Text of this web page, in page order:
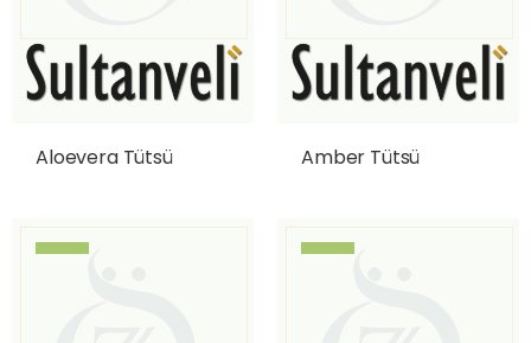
Aloevera Tütsü Amber Tütsü